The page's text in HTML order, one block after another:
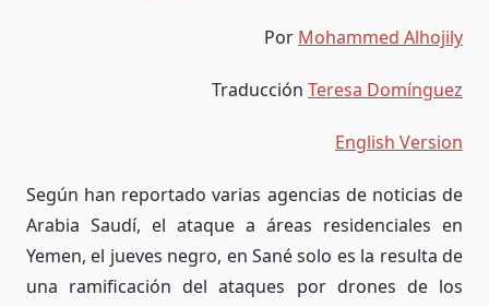
Por Mohammed Alhojily
Traducción Teresa Domínguez
English Version
Según han reportado varias agencias de noticias de
Arabia Saudí, el ataque a áreas residenciales en
Yemen, el jueves negro, en Sané solo es la resulta de
una ramificación del ataques por drones de los